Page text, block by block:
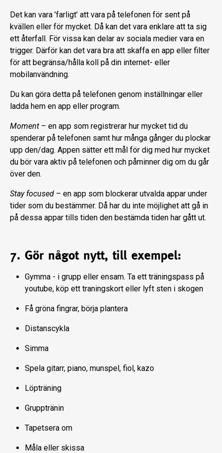
Det kan vara ’farligt’ att vara på telefonen för sent på
kvällen eller för mycket. Då kan det vara enklare att ta sig
ett återfall. För vissa kan delar av sociala medier vara en
trigger. Därför kan det vara bra att skaffa en app eller filter
för att begränsa/hålla koll på din internet- eller
mobilanvändning.
Du kan göra detta på telefonen genom inställningar eller
ladda hem en app eller program.
Moment – en app som registrerar hur mycket tid du
spenderar på telefonen samt hur många gånger du plockar
upp den/dag. Appen sätter ett mål för dig med hur mycket
du bör vara aktiv på telefonen och påminner dig om du går
över den.
Stay focused – en app som blockerar utvalda appar under
tider som du bestämmer. Då har du inte möjlighet att gå in
på dessa appar tills tiden den bestämda tiden har gått ut.
7. Gör något nytt, till exempel:
Gymma - i grupp eller ensam. Ta ett träningspass på
youtube, köp ett traningskort eller lyft sten i skogen
Få gröna fingrar, börja plantera
Distanscykla
Simma
Spela gitarr, piano, munspel, fiol, kazo
Löpträning
Grupptränin
Tapetsera om
Måla eller skissa